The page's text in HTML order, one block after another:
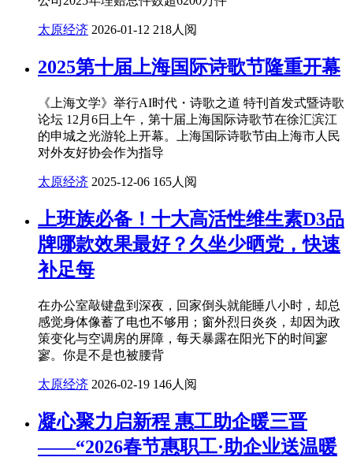
太原经济 2026-01-12 218人阅
2025第十届上海国际诗歌节隆重开幕
《上海文学》举行AI时代・诗歌之道 特刊首发式暨诗歌
论坛 12月6日上午，第十届上海国际诗歌节在徐汇滨江
的申城之光游轮上开幕。上海国际诗歌节由上海市人民
对外友好协会作为指导
太原经济 2025-12-06 165人阅
上班族必备！十大高活性维生素D3品
牌哪款效果最好？久坐少晒党，快速
补足每
在办公室敲键盘到深夜，回家倒头就能睡八小时，却总
感觉身体像蓄了电也不够用；窗外烈日炎炎，却因为政
策变化与空调房的屏障，每天暴露在阳光下的时间寥
寥。你是不是也被腰背
太原经济 2026-02-19 146人阅
凝心聚力启新程 惠工助企暖三晋
——“2026春节惠职工·助企业送温暖